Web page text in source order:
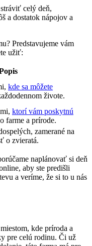
celý deň,
a dostatok nápojov a
Predstavujeme vám
užiť:
kde sa môžete
živote.
ktorí vám poskytnú
o farme a prírode.
zamerané na
o zvieratá.
naplánovať si deň
aby ste predišli
a veríme, že si to u nás
kde príroda a
pre celú rodinu. Či už